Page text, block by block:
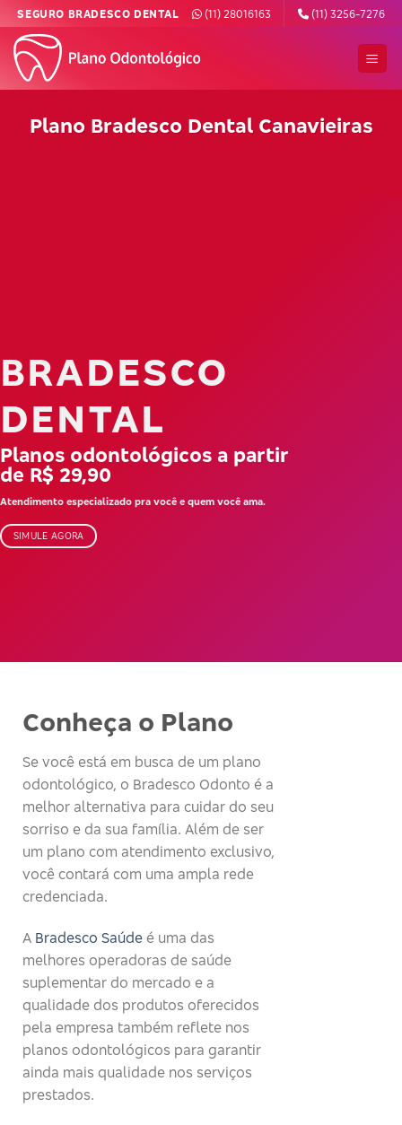
Skip
content
SEGURO BRADESCO DENTAL (11) 28016163 (11) 3256-7276
Plano Bradesco Dental Canavieiras
BRADESCO
DENTAL
Planos odontológicos a partir
de R$ 29,90
Atendimento especializado pra você e quem você ama.
SIMULE AGORA
Conheça o Plano
Se você está em busca de um plano
odontológico, o Bradesco Odonto é a
melhor alternativa para cuidar do seu
sorriso e da sua família. Além de ser
um plano com atendimento exclusivo,
você contará com uma ampla rede
credenciada.
A Bradesco Saúde é uma das
melhores operadoras de saúde
suplementar do mercado e a
qualidade dos produtos oferecidos
pela empresa também reflete nos
planos odontológicos para garantir
ainda mais qualidade nos serviços
prestados.